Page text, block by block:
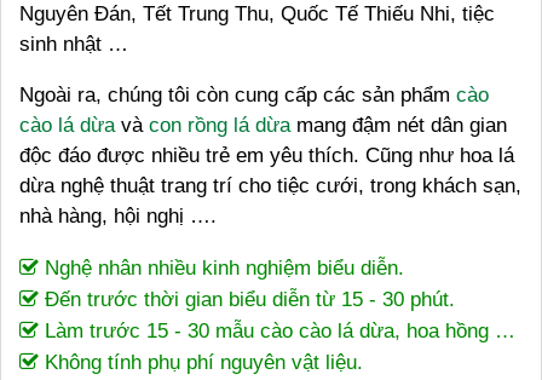
Nguyên Đán, Tết Trung Thu, Quốc Tế Thiếu Nhi, tiệc
sinh nhật …
Ngoài ra, chúng tôi còn cung cấp các sản phẩm cào
cào lá dừa và con rồng lá dừa mang đậm nét dân gian
độc đáo được nhiều trẻ em yêu thích. Cũng như hoa lá
dừa nghệ thuật trang trí cho tiệc cưới, trong khách sạn,
nhà hàng, hội nghị ….
Nghệ nhân nhiều kinh nghiệm biểu diễn.
Đến trước thời gian biểu diễn từ 15 - 30 phút.
Làm trước 15 - 30 mẫu cào cào lá dừa, hoa hồng …
Không tính phụ phí nguyên vật liệu.